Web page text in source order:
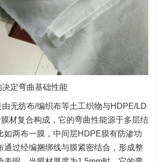
定弯曲基础性能
由无纺布/编织布等土工织物与HDPE/LD
材复合构成，它的弯曲性能源于多层结
如两布一膜，中间层HDPE膜有防渗功
通过经编捆绑线与膜紧密结合，形成整